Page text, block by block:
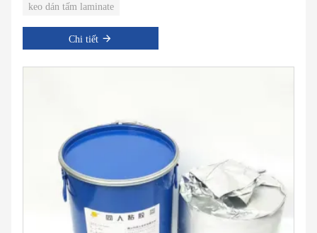
keo dán tấm laminate
Chi tiết